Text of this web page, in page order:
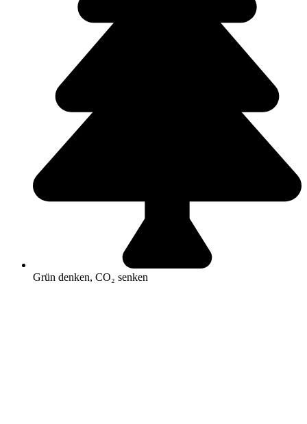
Grün denken, CO₂ senken